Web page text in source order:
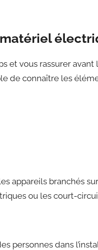
et vous rassurer avant
de connaître les
appareils branchés
ou les court-
personnes dans